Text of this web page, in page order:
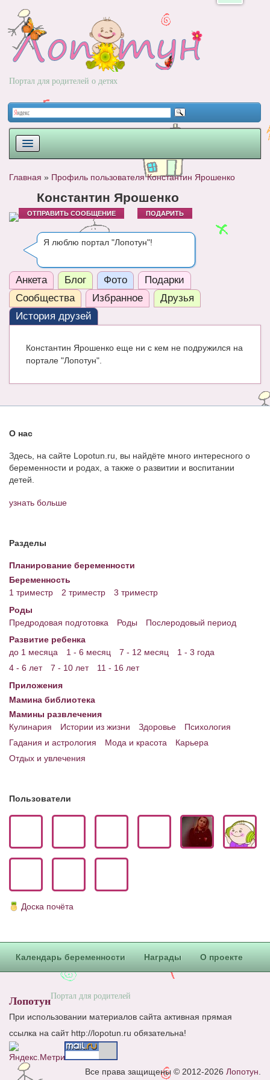
Портал для родителей о детях
РОДЫ
НОВОРОЖДЕННЫЙ
РАЗВИТИЕ
ВОПРОС-ОТВЕТ
ЧАТ
КНИГИ
СООБЩЕСТВА
Энциклопедия
МАМИНА БИБЛИОТЕКА
Имена. Святцы
Энциклопедия беременных
Мамина энциклопедия
Сервис. Оценка роста и веса ребенка
Приложения для Android
Полезные ссылки
Блог Администратора
Сотрудничество. Авторам
Главная » Профиль пользователя Константин Ярошенко
Константин Ярошенко
ОТПРАВИТЬ СООБЩЕНИЕ ПОДАРИТЬ
Я люблю портал "Лопотун"!
Анкета Блог Фото
Подарки
Сообщества
Избранное
Друзья
История друзей
Константин Ярошенко еще ни с кем не подружился на
портале "Лопотун".
О нас
Здесь, на сайте Lopotun.ru, вы найдёте много интересного о
беременности и родах, а также о развитии и воспитании
детей.
узнать больше
Разделы
Планирование беременности
Беременность
1 триместр
2 триместр
3 триместр
Роды
Предродовая подготовка
Роды
Послеродовый период
Развитие ребенка
до 1 месяца
1 - 6 месяц 7 - 12 месяц
1 - 3 года
4 - 6 лет
7 - 10 лет
11 - 16 лет
Приложения
Мамина библиотека
Мамины развлечения
Кулинария
Истории из жизни Здоровье
Психология
Гадания и астрология
Мода и красота
Карьера
Отдых и увлечения
Пользователи
Доска почёта
Календарь беременности Награды О проекте
ЛопотунПортал для родителей
При использовании материалов сайта активная прямая
ссылка на сайт http://lopotun.ru обязательна!
Все права защищены © 2012-2026 Лопотун